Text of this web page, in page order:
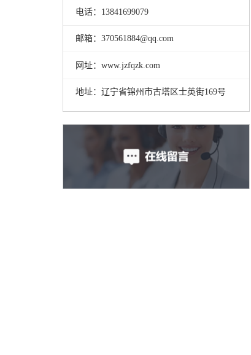
电话：13841699079
邮箱：370561884@qq.com
网址：www.jzfqzk.com
地址：辽宁省锦州市古塔区士英街169号